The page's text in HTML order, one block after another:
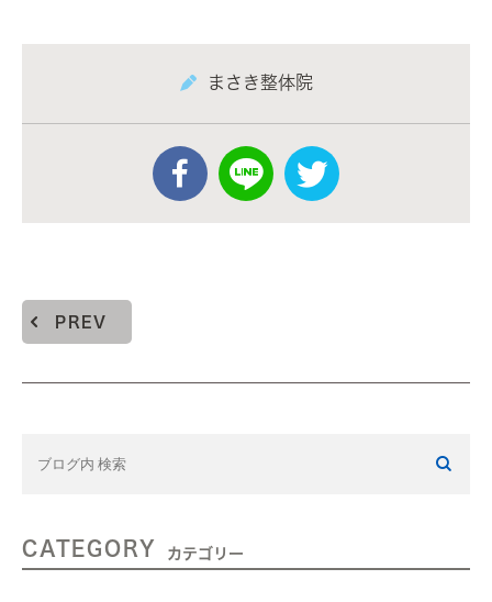
まさき整体院
PREV
CATEGORY カテゴリー